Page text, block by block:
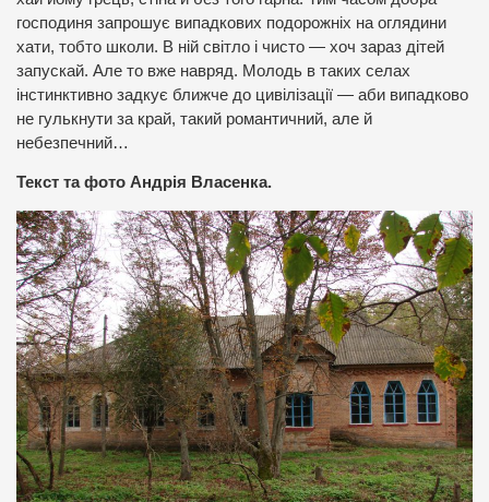
господиня запрошує випадкових подорожніх на оглядини
хати, тобто школи. В ній світло і чисто — хоч зараз дітей
запускай. Але то вже навряд. Молодь в таких селах
інстинктивно задкує ближче до цивілізації — аби випадково
не гулькнути за край, такий романтичний, але й
небезпечний…
Текст та фото Андрія Власенка.